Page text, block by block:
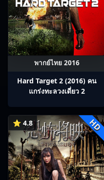
พากย์ไทย 2016
Hard Target 2 (2016) คน
แกร่งทะลวงเดี่ยว 2
⭐ 4.8 HD